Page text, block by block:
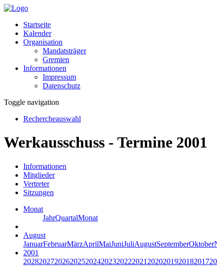
Startseite
Kalender
Organisation
Mandatsträger
Gremien
Informationen
Impressum
Datenschutz
Toggle navigation
Rechercheauswahl
Werkausschuss - Termine 2001
Informationen
Mitglieder
Vertreter
Sitzungen
Monat
JahrQuartalMonat
August
JanuarFebruarMärzAprilMaiJuniJuliAugustSeptemberOktober
2001
20282027202620252024202320222021 2020201920182017